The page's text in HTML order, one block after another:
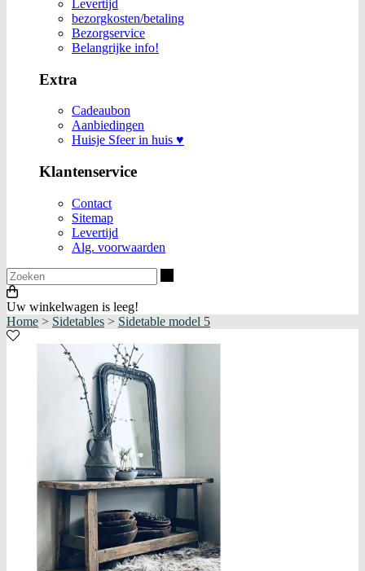
Levertijd
bezorgkosten/betaling
Bezorgservice
Belangrijke info!
Extra
Cadeaubon
Aanbiedingen
Huisje Sfeer in huis ♥
Klantenservice
Contact
Sitemap
Levertijd
Alg. voorwaarden
Uw winkelwagen is leeg!
Home > Sidetables > Sidetable model 5